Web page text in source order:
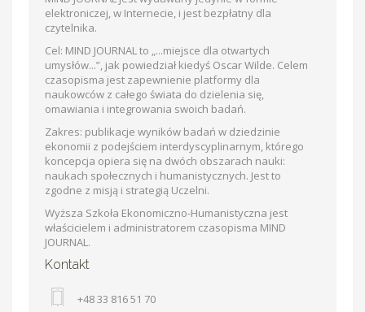
elektroniczej, w Internecie, i jest bezpłatny dla
czytelnika.
Cel: MIND JOURNAL to „...miejsce dla otwartych
umysłów...”, jak powiedział kiedyś Oscar Wilde. Celem
czasopisma jest zapewnienie platformy dla
naukowców z całego świata do dzielenia się,
omawiania i integrowania swoich badań.
Zakres: publikacje wyników badań w dziedzinie
ekonomii z podejściem interdyscyplinarnym, którego
koncepcja opiera się na dwóch obszarach nauki:
naukach społecznych i humanistycznych. Jest to
zgodne z misją i strategią Uczelni.
Wyższa Szkoła Ekonomiczno-Humanistyczna jest
właścicielem i administratorem czasopisma MIND
JOURNAL.
Kontakt
+48 33 816 51 70